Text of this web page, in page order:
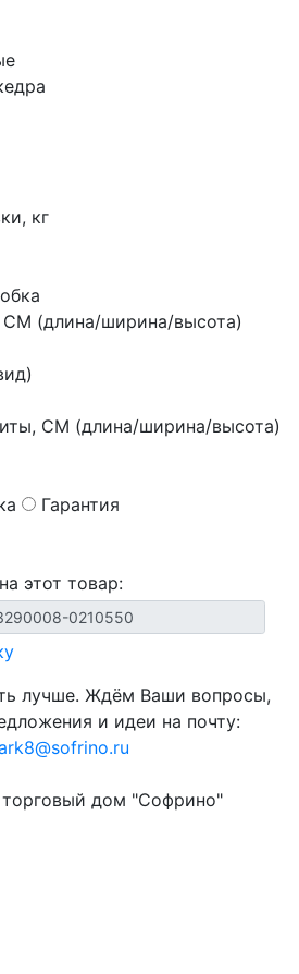
кг
СМ (длина/ширина/высота)
СМ (длина/ширина/высота)
Гарантия
этот товар:
лучше. Ждём Ваши вопросы,
и идеи на почту:
дом "Софрино"